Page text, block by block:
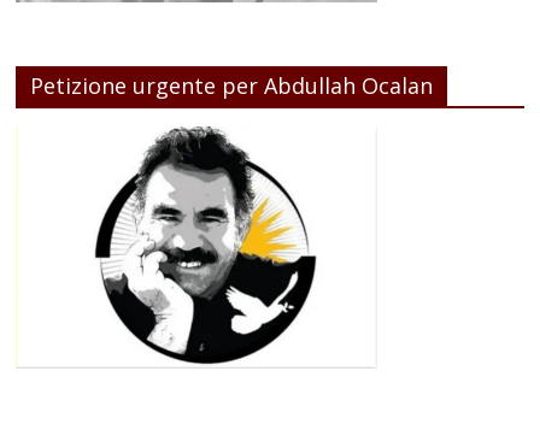
Petizione urgente per Abdullah Ocalan